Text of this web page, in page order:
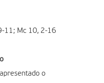
11; Mc 10, 2-16
o